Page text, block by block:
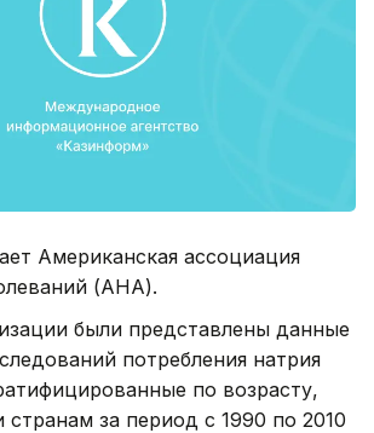
Американская ассоциация
(AHA).
были представлены данные
потребления натрия
по возрасту,
странам за период с 1990 по 2010